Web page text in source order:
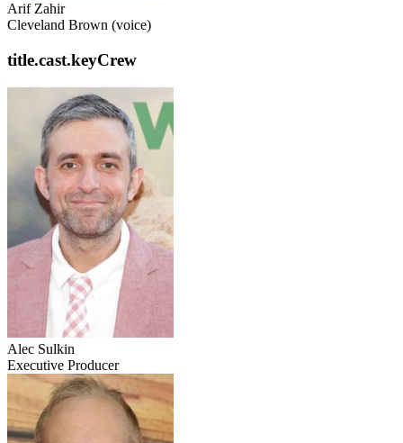
Arif Zahir
Cleveland Brown (voice)
title.cast.keyCrew
Alec Sulkin
Executive Producer